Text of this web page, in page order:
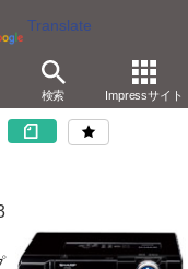
Translate
検索 Impressサイト
ジェクタ